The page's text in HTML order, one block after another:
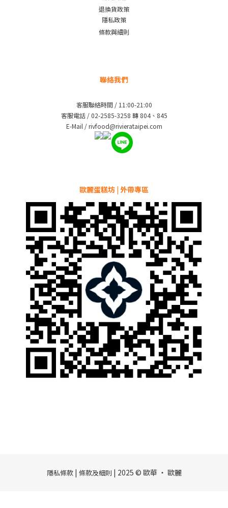
退換貨政策
隱私政策
條款與細則
聯絡我們
客服聯絡時間 / 11:00-21:00
客服電話 / 02-2585-3258 轉 804、845
E-Mail / rivfood@rivierataipei.com
歐麗蛋糕坊 | 外帶專區
隱私條款| 條款及細則 | 2025 © 歐華 ‧ 歐麗